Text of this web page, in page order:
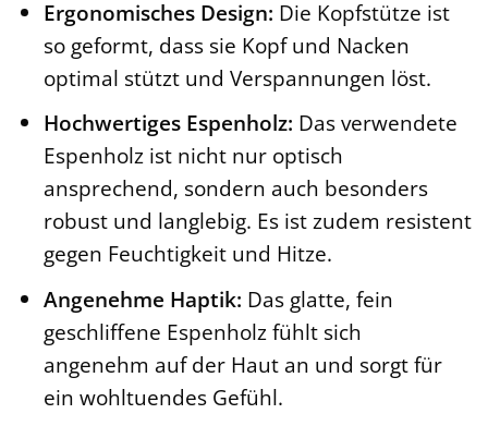
Ergonomisches Design: Die Kopfstütze ist
so geformt, dass sie Kopf und Nacken
optimal stützt und Verspannungen löst.
Hochwertiges Espenholz: Das verwendete
Espenholz ist nicht nur optisch
ansprechend, sondern auch besonders
robust und langlebig. Es ist zudem resistent
gegen Feuchtigkeit und Hitze.
Angenehme Haptik: Das glatte, fein
geschliffene Espenholz fühlt sich
angenehm auf der Haut an und sorgt für
ein wohltuendes Gefühl.